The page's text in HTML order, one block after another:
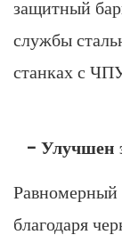
защитный
службы
станках с
- Улучшен
Равномерный
благодаря